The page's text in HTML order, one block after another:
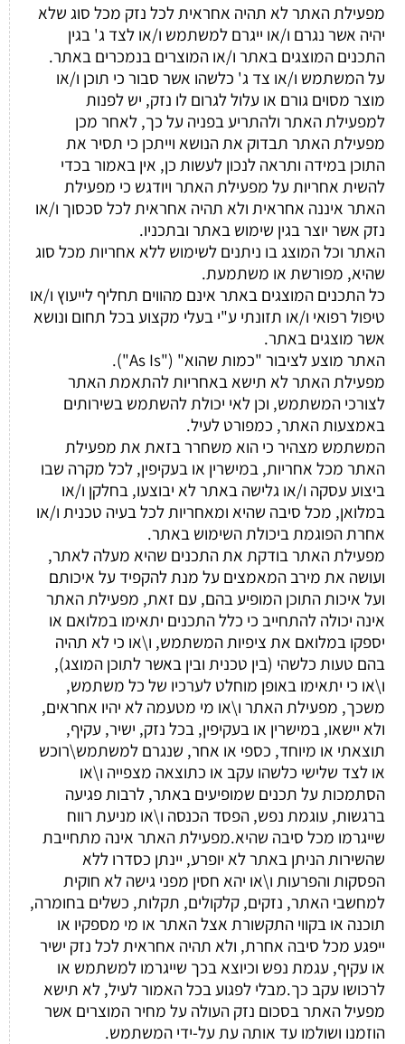
מפעילת האתר לא תהיה אחראית לכל נזק מכל סוג שלא
יהיה אשר נגרם ו/או ייגרם למשתמש ו/או לצד ג' בגין
התכנים המוצגים באתר ו/או המוצרים בנמכרים באתר.
על המשתמש ו/או צד ג' כלשהו אשר סבור כי תוכן ו/או
מוצר מסוים גורם או עלול לגרום לו נזק, יש לפנות
למפעילת האתר ולהתריע בפניה על כך, לאחר מכן
מפעילת האתר תבדוק את הנושא וייתכן כי תסיר את
התוכן במידה ותראה לנכון לעשות כן, אין באמור בכדי
להשית אחריות על מפעילת האתר ויודגש כי מפעילת
האתר איננה אחראית ולא תהיה אחראית לכל סכסוך ו/או
נזק אשר יוצר בגין שימוש באתר ובתכניו.
האתר וכל המוצג בו ניתנים לשימוש ללא אחריות מכל סוג
שהיא, מפורשת או משתמעת.
כל התכנים המוצגים באתר אינם מהווים תחליף לייעוץ ו/או
טיפול רפואי ו/או תזונתי ע"י בעלי מקצוע בכל תחום ונושא
אשר מוצגים באתר.
האתר מוצע לציבור "כמות שהוא" ("As Is").
מפעילת האתר לא תישא באחריות להתאמת האתר
לצורכי המשתמש, וכן לאי יכולת להשתמש בשירותים
באמצעות האתר, כמפורט לעיל.
המשתמש מצהיר כי הוא משחרר בזאת את מפעילת
האתר מכל אחריות, במישרין או בעקיפין, לכל מקרה שבו
ביצוע עסקה ו/או גלישה באתר לא יבוצעו, בחלקן ו/או
במלואן, מכל סיבה שהיא ומאחריות לכל בעיה טכנית ו/או
אחרת הפוגמת ביכולת השימוש באתר.
מפעילת האתר בודקת את התכנים שהיא מעלה לאתר,
ועושה את מירב המאמצים על מנת להקפיד על איכותם
ועל איכות התוכן המופיע בהם, עם זאת, מפעילת האתר
אינה יכולה להתחייב כי כלל התכנים יתאימו במלואם או
יספקו במלואם את ציפיות המשתמש, ו\או כי לא תהיה
בהם טעות כלשהי (בין טכנית ובין באשר לתוכן המוצג),
ו\או כי יתאימו באופן מוחלט לערכיו של כל משתמש,
משכך, מפעילת האתר ו\או מי מטעמה לא יהיו אחראים,
ולא יישאו, במישרין או בעקיפין, בכל נזק, ישיר, עקיף,
תוצאתי או מיוחד, כספי או אחר, שנגרם למשתמש\רוכש
או לצד שלישי כלשהו עקב או כתוצאה מצפייה ו\או
הסתמכות על תכנים שמופיעים באתר, לרבות פגיעה
ברגשות, עוגמת נפש, הפסד הכנסה ו\או מניעת רווח
שייגרמו מכל סיבה שהיא.מפעילת האתר אינה מתחייבת
שהשירות הניתן באתר לא יופרע, יינתן כסדרו ללא
הפסקות והפרעות ו\או יהא חסין מפני גישה לא חוקית
למחשבי האתר, נזקים, קלקולים, תקלות, כשלים בחומרה,
תוכנה או בקווי התקשורת אצל האתר או מי מספקיו או
ייפגע מכל סיבה אחרת, ולא תהיה אחראית לכל נזק ישיר
או עקיף, עגמת נפש וכיוצא בכך שייגרמו למשתמש או
לרכושו עקב כך.מבלי לפגוע בכל האמור לעיל, לא תישא
מפעיל האתר בסכום נזק העולה על מחיר המוצרים אשר
הוזמנו ושולמו עד אותה עת על-ידי המשתמש.